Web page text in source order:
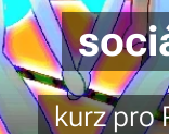
kurz pro